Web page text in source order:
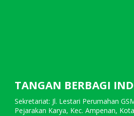
TANGAN BERBAGI
Sekretariat: Jl. Lestari Perumahan
Pejarakan Karya, Kec. Ampenan,